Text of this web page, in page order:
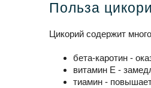
Польза
Цикорий содержит
бета-каротин -
витамин Е -
тиамин -